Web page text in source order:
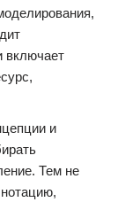
включает
и
Тем не